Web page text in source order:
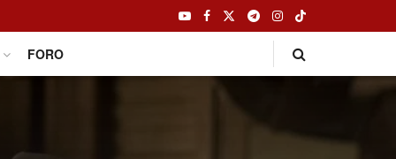
FORO